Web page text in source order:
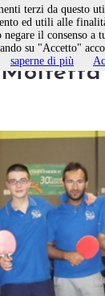
terzi da questo
ed utili alle
negare il consenso a
su "Accetto"
saperne di più